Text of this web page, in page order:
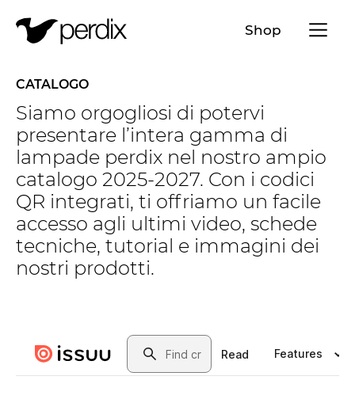
Shop Menü
CATALOGO
Siamo orgogliosi di potervi
presentare l’intera gamma di
lampade perdix nel nostro ampio
catalogo 2025-2027. Con i codici
QR integrati, ti offriamo un facile
accesso agli ultimi video, schede
tecniche, tutorial e immagini dei
nostri prodotti.